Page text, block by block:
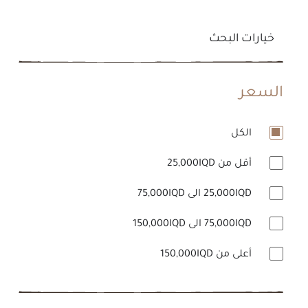
خيارات البحث
السعر
الكل
أقل من 25,000IQD
أعلى من 150,000IQD